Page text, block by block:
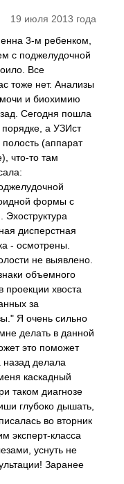
19 июля 2013 года
3-м ребенком,
с поджелудочной
Все
тоже нет. Анализы
и биохимию
Сегодня пошла
а УЗИст
(аппарат
что-то там
формы с
дисперстная
- осмотрены.
не выявлено.
объемного
проекции хвоста
за
Я очень сильно
делать в данной
это поможет
назад делала
каскадный
таком диагнозе
глубоко дышать,
во вторник
эксперт-класса
уснуть не
Заранее